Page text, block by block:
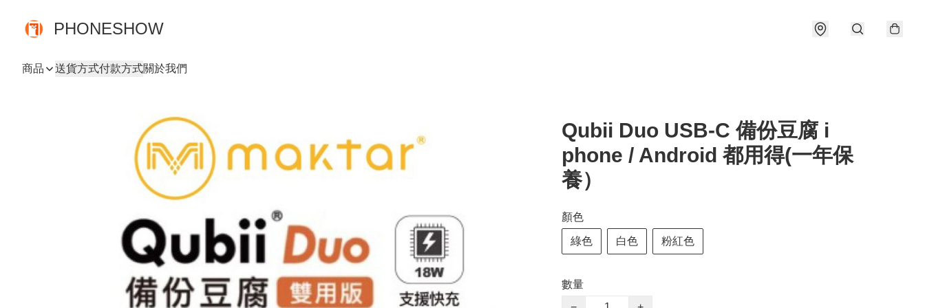
PHONESHOW
商品 送貨方式付款方式關於我們
Qubii Duo USB-C 備份豆腐 i
phone / Android 都用得(一年保
養）
顏色
綠色 白色 粉紅色
數量